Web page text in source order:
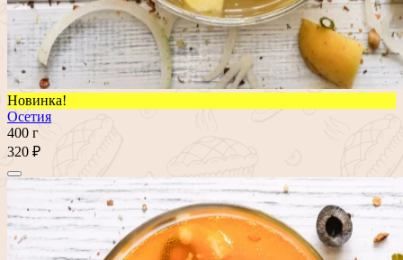
Новинка!
Осетия
400 г
320 ₽